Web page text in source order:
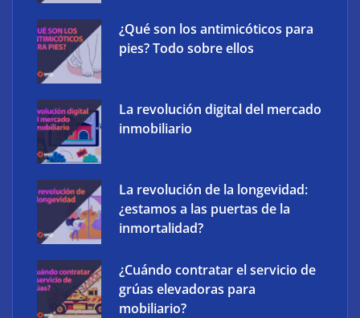
The Factory School explica por qué aprender
herramientas de IA ya no es suficiente para los
profesionales de la arquitectura
¿Qué son los antimicóticos para
pies? Todo sobre ellos
La revolución digital del mercado
inmobiliario
La revolución de la longevidad:
¿estamos a las puertas de la
inmortalidad?
¿Cuándo contratar el servicio de
grúas elevadoras para
mobiliario?